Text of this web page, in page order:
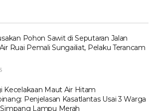
Pohon Sawit di Seputaran Jalan
Ruai Pemali Sungailiat, Pelaku Terancam
Kecelakaan Maut Air Hitam
Penjelasan Kasatlantas Usai 3 Warga
Lampu Merah